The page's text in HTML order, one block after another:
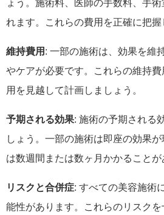
ょう。施術料、医師の手数料、手
れます。これらの費用を正確に把握
維持費用 : 一部の施術は、効果を維
やケアが必要です。これらの維持
用を見越して計画しましょう。
予期される効果: 施術の予期される
しょう。一部の施術は即座の効果
は数週間または数ヶ月かかることが
リスクと合併症: すべての美容施術
能性があります。これらのリスク